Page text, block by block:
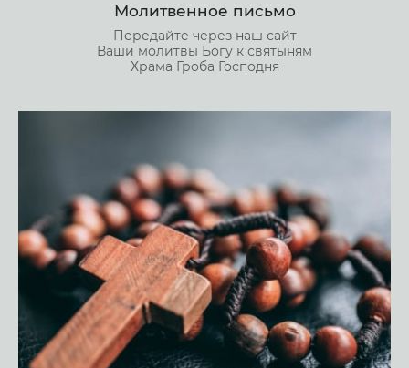
Молитвенное письмо
Передайте через наш сайт
Ваши молитвы Богу к святыням
Храма Гроба Господня